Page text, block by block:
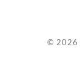
© 2026